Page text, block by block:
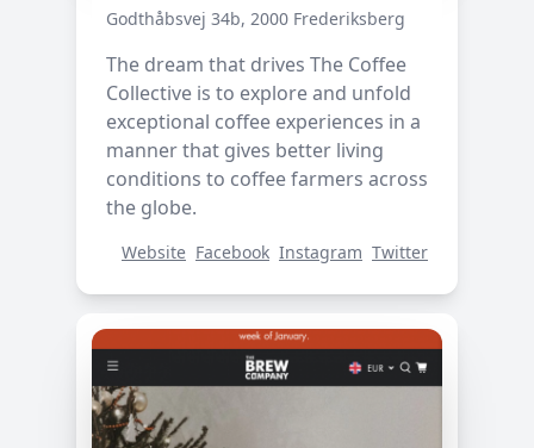
Godthåbsvej 34b, 2000 Frederiksberg
The dream that drives The Coffee
Collective is to explore and unfold
exceptional coffee experiences in a
manner that gives better living
conditions to coffee farmers across
the globe.
Website Facebook Instagram Twitter